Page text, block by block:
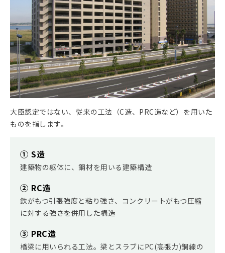
大臣認定ではない、従来の工法（C造、PRC造など）を用いた
ものを指します。
① S造
建築物の躯体に、鋼材を用いる建築構造
② RC造
鉄がもつ引張強度と粘り強さ、コンクリートがもつ圧縮
に対する強さを併用した構造
③ PRC造
橋梁に用いられる工法。梁とスラブにPC(高張力)銅線の